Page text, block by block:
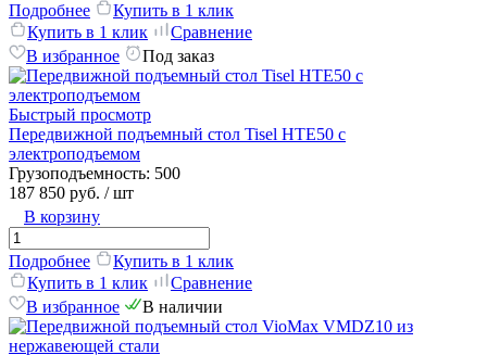
Подробнее
Купить в 1 клик
Купить в 1 клик
Сравнение
В избранное
Под заказ
Быстрый просмотр
Передвижной подъемный стол Tisel HTE50 c
электроподъемом
Грузоподъемность: 500
187 850 руб. / шт
В корзину
Подробнее
Купить в 1 клик
Купить в 1 клик
Сравнение
В избранное
В наличии